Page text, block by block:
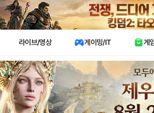
라이브/영상 게이밍/IT 게